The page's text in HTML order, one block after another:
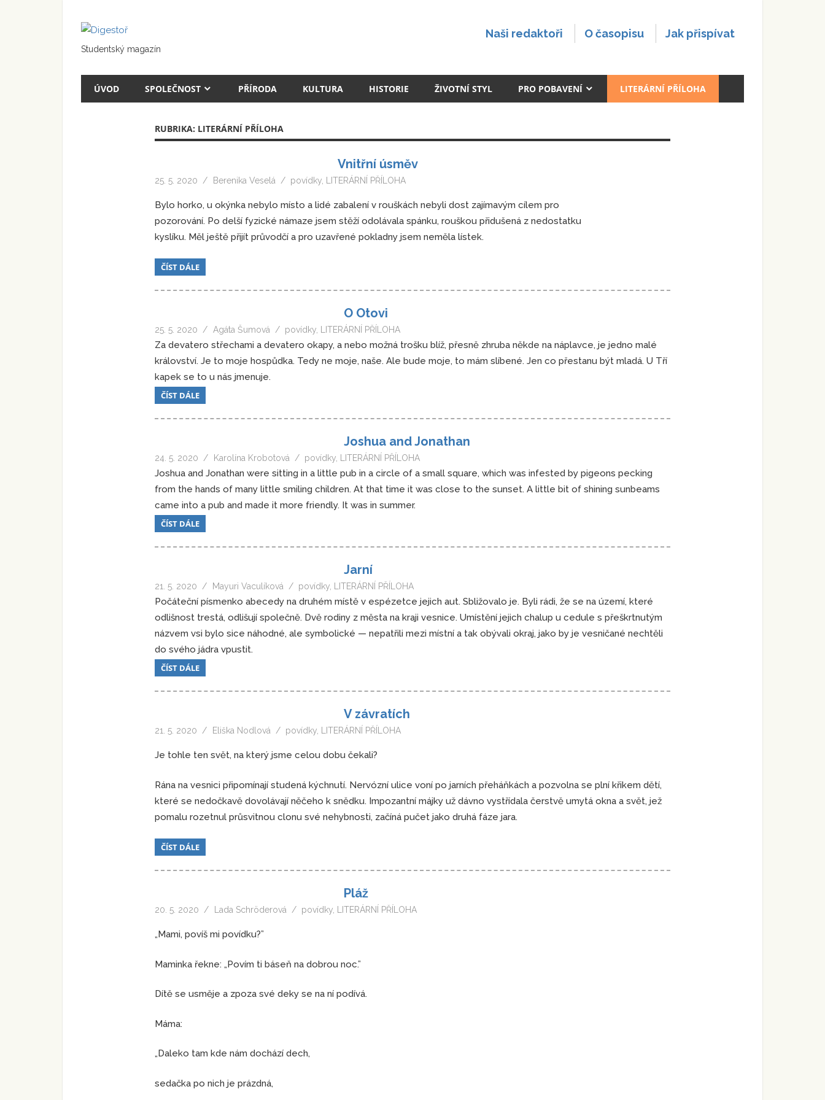
Studentský magazín
Naši redaktoři O časopisu Jak přispívat
ÚVOD SPOLEČNOST PŘÍRODA KULTURA HISTORIE ŽIVOTNÍ STYL PRO POBAVENÍ LITERÁRNÍ PŘÍLOHA
RUBRIKA: LITERÁRNÍ PŘÍLOHA
Vnitřní úsměv
25. 5. 2020 Berenika Veselá povídky LITERÁRNÍ PŘÍLOHA
Bylo horko, u okýnka nebylo místo a lidé zabalení v rouškách nebyli dost zajímavým cílem pro
pozorování. Po delší fyzické námaze jsem stěží odolávala spánku, rouškou přidušená z nedostatku
kyslíku. Měl ještě přijít průvodčí a pro uzavřené pokladny jsem neměla lístek.
ČÍST DÁLE
O Otovi
25. 5. 2020 Agáta Šumová povídky LITERÁRNÍ PŘÍLOHA
Za devatero střechami a devatero okapy, a nebo možná trošku blíž, přesně zhruba někde na náplavce, je jedno malé
království. Je to moje hospůdka. Tedy ne moje, naše. Ale bude moje, to mám slíbené. Jen co přestanu být mladá. U Tří
kapek se to u nás jmenuje.
ČÍST DÁLE
Joshua and Jonathan
24. 5. 2020 Karolína Krobotová povídky LITERÁRNÍ PŘÍLOHA
Joshua and Jonathan were sitting in a little pub in a circle of a small square, which was infested by pigeons pecking
from the hands of many little smiling children. At that time it was close to the sunset. A little bit of shining sunbeams
came into a pub and made it more friendly. It was in summer.
ČÍST DÁLE
Jarní
21. 5. 2020 Mayuri Vaculíková povídky LITERÁRNÍ PŘÍLOHA
Počáteční písmenko abecedy na druhém místě v espézetce jejich aut. Sbližovalo je. Byli rádi, že se na území, které
odlišnost trestá, odlišují společně. Dvě rodiny z města na kraji vesnice. Umístění jejich chalup u cedule s přeškrtnutým
názvem vsi bylo sice náhodné, ale symbolické — nepatřili mezi místní a tak obývali okraj, jako by je vesničané nechtěli
do svého jádra vpustit.
ČÍST DÁLE
V závratích
21. 5. 2020 Eliška Nodlová povídky LITERÁRNÍ PŘÍLOHA
Je tohle ten svět, na který jsme celou dobu čekali?
Rána na vesnici připomínají studená kýchnutí. Nervózní ulice voní po jarních přeháňkách a pozvolna se plní křikem dětí,
které se nedočkavě dovolávají něčeho k snědku. Impozantní májky už dávno vystřídala čerstvě umytá okna a svět, jež
pomalu rozetnul průsvitnou clonu své nehybnosti, začíná pučet jako druhá fáze jara.
ČÍST DÁLE
Pláž
20. 5. 2020 Lada Schröderová povídky LITERÁRNÍ PŘÍLOHA
„Mami, povíš mi povídku?”
Maminka řekne: „Povím ti báseň na dobrou noc.”
Dítě se usměje a zpoza své deky se na ní podívá.
Máma:
„Daleko tam kde nám dochází dech,
sedačka po nich je prázdná,